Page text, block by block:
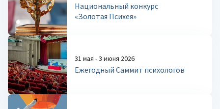
Национальный конкурс
«Золотая Психея»
31 мая - 3 июня 2026
Ежегодный Саммит психологов